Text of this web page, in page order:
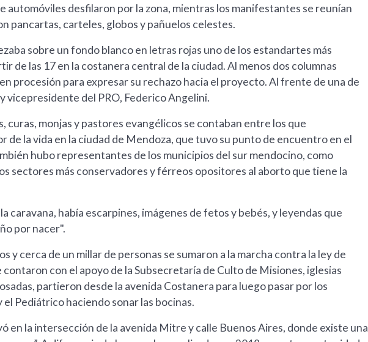
automóviles desfilaron por la zona, mientras los manifestantes se reunían
pancartas, carteles, globos y pañuelos celestes.
sobre un fondo blanco en letras rojas uno de los estandartes más
de las 17 en la costanera central de la ciudad. Al menos dos columnas
procesión para expresar su rechazo hacia el proyecto. Al frente de una de
vicepresidente del PRO, Federico Angelini.
curas, monjas y pastores evangélicos se contaban entre los que
de la vida en la ciudad de Mendoza, que tuvo su punto de encuentro en el
hubo representantes de los municipios del sur mendocino, como
sectores más conservadores y férreos opositores al aborto que tiene la
caravana, había escarpines, imágenes de fetos y bebés, y leyendas que
por nacer".
y cerca de un millar de personas se sumaron a la marcha contra la ley de
con el apoyo de la Subsecretaría de Culto de Misiones, iglesias
partieron desde la avenida Costanera para luego pasar por los
Pediátrico haciendo sonar las bocinas.
en la intersección de la avenida Mitre y calle Buenos Aires, donde existe una